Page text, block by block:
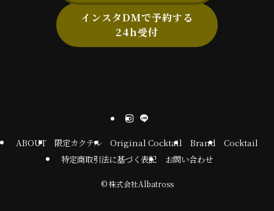
インスタDMで予約する
24h受付
ABOUT 限定カクテル Original Cocktail Brand
Cocktail
特定商取引法に基づく表記
お問い合わせ
©株式会社Albatross